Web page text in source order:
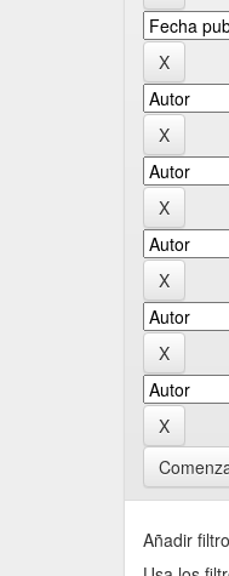
Añadir